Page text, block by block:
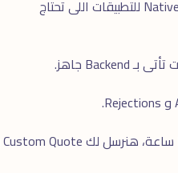
React Native أو Flutter للتطبيقات Cross-platform (نفس الـ Code لـ iOS و Android). Native (Swift/Kotlin) للتطبيقات اللى تحتاج